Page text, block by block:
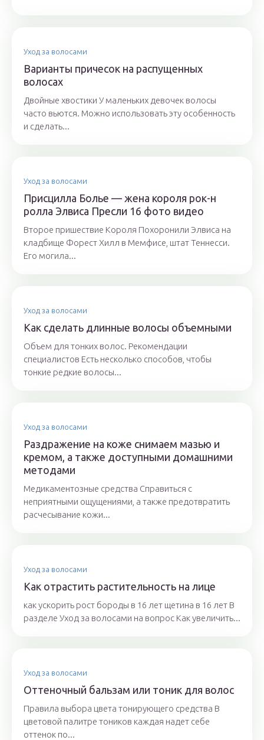
Уход за волосами
Варианты причесок на распущенных
волосах
Двойные хвостики У маленьких девочек волосы
часто вьются. Можно использовать эту особенность
и сделать...
Уход за волосами
Присцилла Болье — жена короля рок-н
ролла Элвиса Пресли 16 фото видео
Второе пришествие Короля Похоронили Элвиса на
кладбище Форест Хилл в Мемфисе, штат Теннесси.
Его могила...
Уход за волосами
Как сделать длинные волосы объемными
Объем для тонких волос. Рекомендации
специалистов Есть несколько способов, чтобы
тонкие редкие волосы...
Уход за волосами
Раздражение на коже снимаем мазью и
кремом, а также доступными домашними
методами
Медикаментозные средства Справиться с
неприятными ощущениями, а также предотвратить
расчесывание кожи...
Уход за волосами
Как отрастить растительность на лице
как ускорить рост бороды в 16 лет щетина в 16 лет В
разделе Уход за волосами на вопрос Как увеличить...
Уход за волосами
Оттеночный бальзам или тоник для волос
Правила выбора цвета тонирующего средства В
цветовой палитре тоников каждая надет себе
оттенок по...